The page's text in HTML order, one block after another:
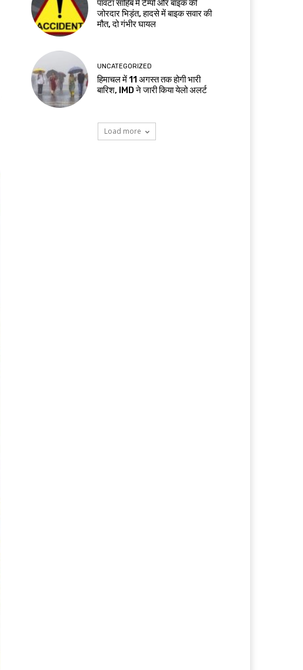
पांवटा साहिब में टैम्पो और बाइक की
जोरदार भिड़ंत, हादसे में बाइक सवार की
मौत, दो गंभीर घायल
UNCATEGORIZED
हिमाचल में 11 अगस्त तक होगी भारी
बारिश, IMD ने जारी किया येलो अलर्ट
Load more